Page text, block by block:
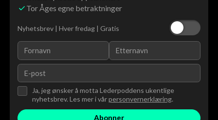
Tor Åges egne betraktninger
Nyhetsbrev | Hver fredag | Gratis
Ja, jeg ønsker å motta Lederpoddens ukentlige
nyhetsbrev. Les mer i vårpersonvernerklæring.